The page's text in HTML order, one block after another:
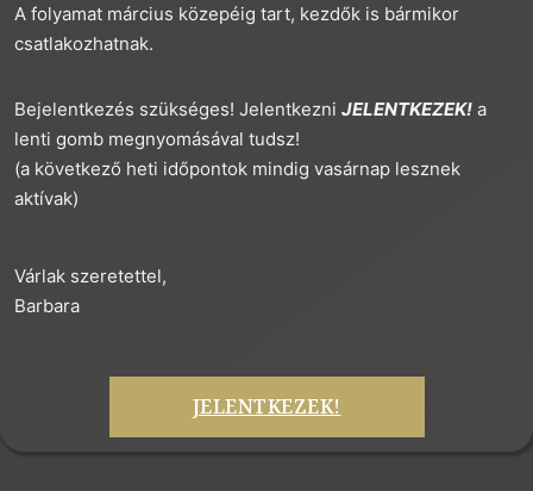
A folyamat március közepéig tart, kezdők is bármikor
csatlakozhatnak.
Bejelentkezés szükséges! Jelentkezni JELENTKEZEK! a
lenti gomb megnyomásával tudsz!
(a következő heti időpontok mindig vasárnap lesznek
aktívak)
Várlak szeretettel,
Barbara
JELENTKEZEK!